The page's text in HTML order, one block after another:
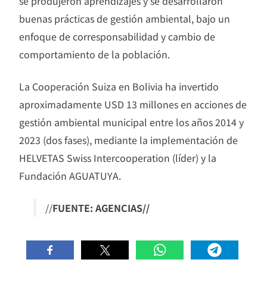
buenas prácticas de gestión ambiental, bajo un
enfoque de corresponsabilidad y cambio de
comportamiento de la población.
La Cooperación Suiza en Bolivia ha invertido
aproximadamente USD 13 millones en acciones de
gestión ambiental municipal entre los años 2014 y
2023 (dos fases), mediante la implementación de
HELVETAS Swiss Intercooperation (líder) y la
Fundación AGUATUYA.
//FUENTE: AGENCIAS//